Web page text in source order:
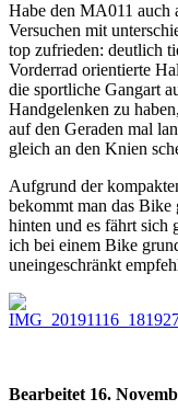
Habe den MA011 auch
Versuchen mit
top zufrieden: deutlich
Vorderrad orientierte
die sportliche Gangart
Handgelenken zu
auf den Geraden mal
gleich an den Knien
Aufgrund der
bekommt man das
hinten und es fährt sich
ich bei einem Bike
uneingeschränkt
Bearbeitet 16.